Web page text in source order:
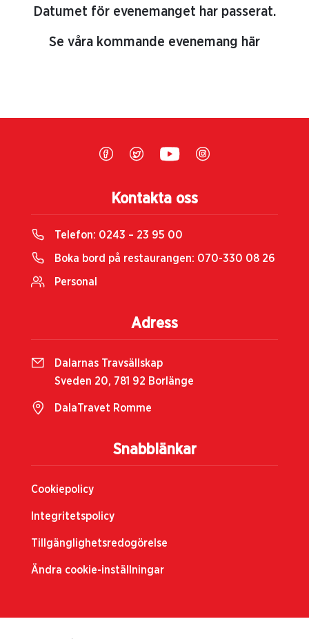
Datumet för evenemanget har passerat.
Se våra kommande evenemang här
Snabblänkar
Cookiepolicy
Integritetspolicy
Tillgänglighetsredogörelse
Ändra cookie-inställningar
Kontakta oss
Telefon: 0243 – 23 95 00
Boka bord på restaurangen: 070-330 08 26
Personal
Adress
Dalarnas Travsällskap
Sveden 20, 781 92 Borlänge
DalaTravet Romme